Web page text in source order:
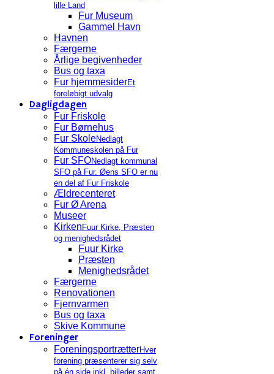
lille Land
Fur Museum
Gammel Havn
Havnen
Færgerne
Årlige begivenheder
Bus og taxa
Fur hjemmesiderEt
foreløbigt udvalg
Dagligdagen
Fur Friskole
Fur Børnehus
Fur SkoleNedlagt
Kommuneskolen på Fur
Fur SFONedlagt kommunal
SFO på Fur. Øens SFO er nu
en del af Fur Friskole
Ældrecenteret
Fur Ø Arena
Museer
Kirken Fuur Kirke, Præsten
og menighedsrådet
Fuur Kirke
Præsten
Menighedsrådet
Færgerne
Renovationen
Fjernvarmen
Bus og taxa
Skive Kommune
Foreninger
ForeningsportrætterHver
forening præsenterer sig selv
på én side inkl. billeder samt